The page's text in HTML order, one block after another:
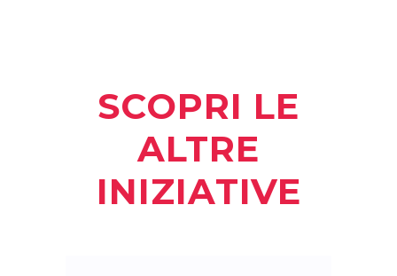
SCOPRI LE
ALTRE
INIZIATIVE